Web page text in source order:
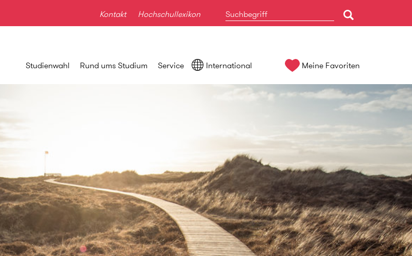
Kontakt Hochschullexikon
Studienwahl Rund ums Studium Service International Meine Favoriten